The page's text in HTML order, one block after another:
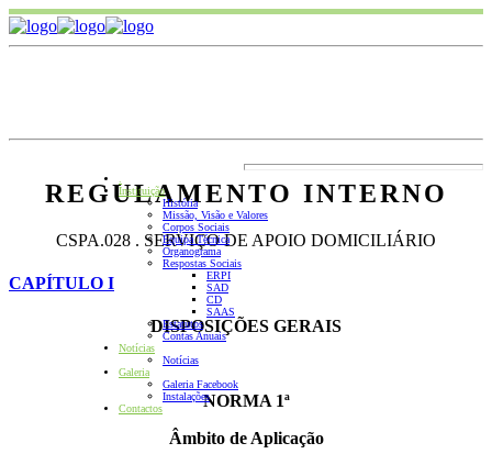
Instituição
História
Missão, Visão e Valores
Corpos Sociais
Equipa Técnica
Organograma
Respostas Sociais
ERPI
SAD
CD
SAAS
Estatutos
Contas Anuais
Notícias
Notícias
Galeria
Galeria Facebook
Instalações
Contactos
REGULAMENTO INTERNO
CSPA.028 . SERVIÇO DE APOIO DOMICILIÁRIO
CAPÍTULO I
DISPOSIÇÕES GERAIS
NORMA 1ª
Âmbito de Aplicação